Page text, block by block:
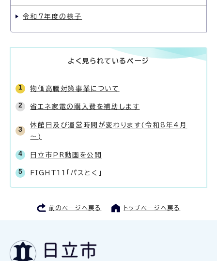
令和7年度の様子
よく見られているページ
物価高騰対策事業について
省エネ家電の購入費を補助します
休館日及び運営時間が変わります(令和8年4月
～)
日立市PR動画を公開
FIGHT11「パスとく」
前のページへ戻る トップページへ戻る